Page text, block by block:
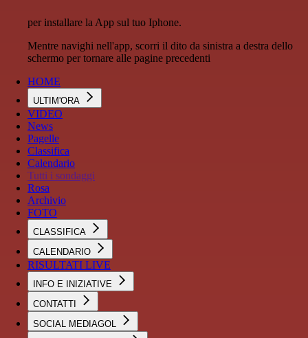
per installare la App sul tuo Iphone.
Mentre navighi nell'app, scorri il dito da sinistra a destra dello
schermo per tornare alle pagine precedenti
HOME
ULTIM'ORA
VIDEO
News
Pagelle
Classifica
Calendario
Tutti i sondaggi
Rosa
Archivio
FOTO
CLASSIFICA
CALENDARIO
RISULTATI LIVE
INFO E INIZIATIVE
CONTATTI
SOCIAL MEDIAGOL